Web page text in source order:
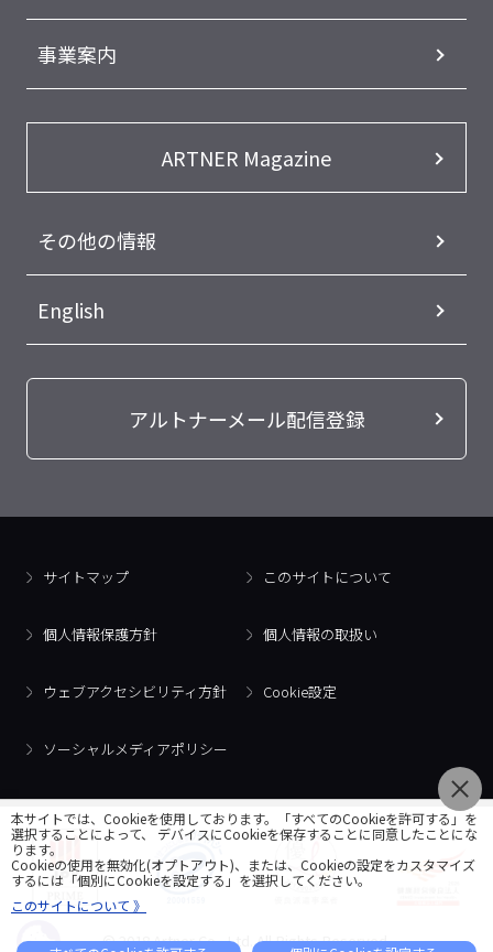
事業案内
ARTNER Magazine
その他の情報
English
アルトナーメール配信登録
サイトマップ このサイトについて
個人情報保護方針 個人情報の取扱い
ウェブアクセシビリティ方針 Cookie設定
ソーシャルメディアポリシー
© 2018 Artner Co., Ltd. All Rights Reserved.
本サイトでは、Cookieを使用しております。「すべてのCookieを許可する」を
選択することによって、 デバイスにCookieを保存することに同意したことにな
ります。
Cookieの使用を無効化(オプトアウト)、または、Cookieの設定をカスタマイズ
するには「個別にCookieを設定する」を選択してください。
このサイトについて 》